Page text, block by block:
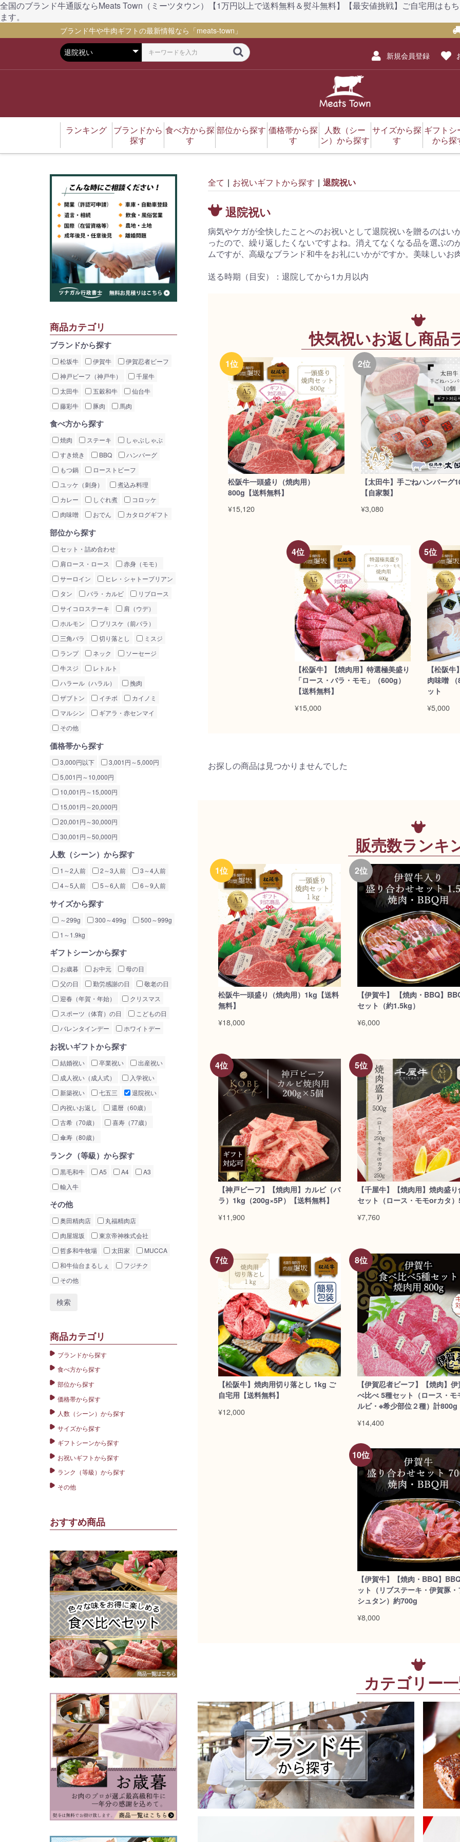
全国のブランド牛通販ならMeats Town（ミーツタウン）【1万円以上で送料無料＆熨斗無料】【最安値挑戦】ご自宅用はも
ます。
ブランド牛や牛肉ギフトの最新情報なら「meats-town」
新規会員登録
ランキング
ブランドから
探す
食べ方から探
す
部位から探す 価格帯から探
す
人数（シー
ン）から探す
サイズから探
す
ギフトシ
から探
商品カテゴリ
ブランドから探す
松坂牛 伊賀牛
伊賀忍者ビーフ
神戸ビーフ（神戸牛）
千屋牛
太田牛
五穀和牛
仙台牛
藤彩牛
豚肉 馬肉
食べ方から探す
焼肉 ステーキ
しゃぶしゃぶ
すき焼き
BBQ
ハンバーグ
もつ鍋
ローストビーフ
ユッケ（刺身）
煮込み料理
カレー
しぐれ煮
コロッケ
肉味噌
おでん カタログギフト
部位から探す
セット・詰め合わせ
肩ロース・ロース
赤身（モモ）
サーロイン
ヒレ・シャトーブリアン
タン
バラ・カルビ
リブロース
サイコロステーキ
肩（ウデ）
ホルモン
ブリスケ（前バラ）
三角バラ
切り落とし
ミスジ
ランプ
ネック
ソーセージ
牛スジ
レトルト
ハラール（ハラル）
挽肉
ザブトン
イチボ
カイノミ
マルシン
ギアラ・赤センマイ
その他
価格帯から探す
3,000円以下
3,001円～5,000円
5,001円～10,000円
10,001円～15,000円
15,001円～20,000円
20,001円～30,000円
30,001円～50,000円
人数（シーン）から探す
1～2人前 2～3人前
3～4人前
4～5人前
5～6人前 6～9人前
サイズから探す
～299g 300～499g
500～999g
1～1.9kg
ギフトシーンから探す
お歳暮 お中元
母の日
父の日
勤労感謝の日
敬老の日
迎春（年賀・年始）
クリスマス
スポーツ（体育）の日
こどもの日
バレンタインデー
ホワイトデー
お祝いギフトから探す
結婚祝い 卒業祝い
出産祝い
成人祝い（成人式）
入学祝い
新築祝い
七五三
退院祝い
内祝いお返し
還暦（60歳）
古希（70歳）
喜寿（77歳）
傘寿（80歳）
ランク（等級）から探す
黒毛和牛 A5 A4
A3
輸入牛
その他
奥田精肉店
丸福精肉店
肉屋堀坂
東京帝神株式会社
哲多和牛牧場
太田家
MUCCA
和牛仙台まるしぇ
フジチク
その他
商品カテゴリ
ブランドから探す
食べ方から探す
部位から探す
価格帯から探す
人数（シーン）から探す
サイズから探す
ギフトシーンから探す
お祝いギフトから探す
ランク（等級）から探す
その他
おすすめ商品
全て | お祝いギフトから探す | 退院祝い
退院祝い
病気やケガが全快したことへのお祝いとして退院祝いを贈るのは
ったので、繰り返したくないですよね。消えてなくなる品を選ぶ
ムですが、高級なブランド和牛をお礼にいかがですか。美味しいお
送る時期（目安）：退院してから1カ月以内
快気祝いお返し商品
松阪牛一頭盛り（焼肉用）
800g【送料無料】
¥15,120
【太田牛】手ごねハンバーグ
【自家製】
¥3,080
【松阪牛】【焼肉用】特選極美盛り
「ロース・バラ・モモ」（600g）
【送料無料】
¥15,000
【松阪
肉味噌
ット
¥5,000
お探しの商品は見つかりませんでした
販売数ランキ
松阪牛一頭盛り（焼肉用）1kg【送料
無料】
¥18,000
【伊賀牛】 【焼肉・BBQ】
セット（約1.5kg）
¥6,000
【神戸ビーフ】【焼肉用】カルビ（バ
ラ）1kg（200g×5P）【送料無料】
¥11,900
【千屋牛】【焼肉用】焼肉盛
セット（ロース・モモorカタ
¥7,760
【松阪牛】焼肉用切り落とし 1kg ご
自宅用【送料無料】
¥12,000
【伊賀忍者ビーフ】【焼肉】
べ比べ 5種セット（ロース・モ
ルビ・※希少部位２種）計800g
¥14,400
【伊賀牛】【焼肉・BBQ】
ット（リブステーキ・伊賀豚
シュタン）約700g
¥8,000
カテゴリー